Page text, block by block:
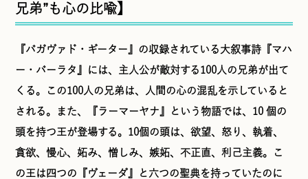
兄弟”も心の比喩】
『バガヴァド・ギーター』の収録されている大叙事詩『マハ
ー・バーラタ』には、主人公が敵対する100人の兄弟が出て
くる。この100人の兄弟は、人間の心の混乱を示していると
される。また、『ラーマーヤナ』という物語では、10 個の
頭を持つ王が登場する。10個の頭は、欲望、怒り、執着、
貪欲、慢心、妬み、憎しみ、嫉妬、不正直、利己主義。こ
の王は四つの『ヴェーダ』と六つの聖典を持っていたのに